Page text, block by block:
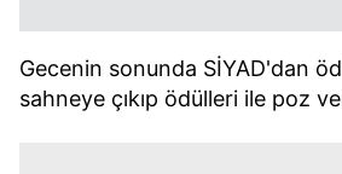
Gecenin sonunda SİYAD'dan
sahneye çıkıp ödülleri ile poz